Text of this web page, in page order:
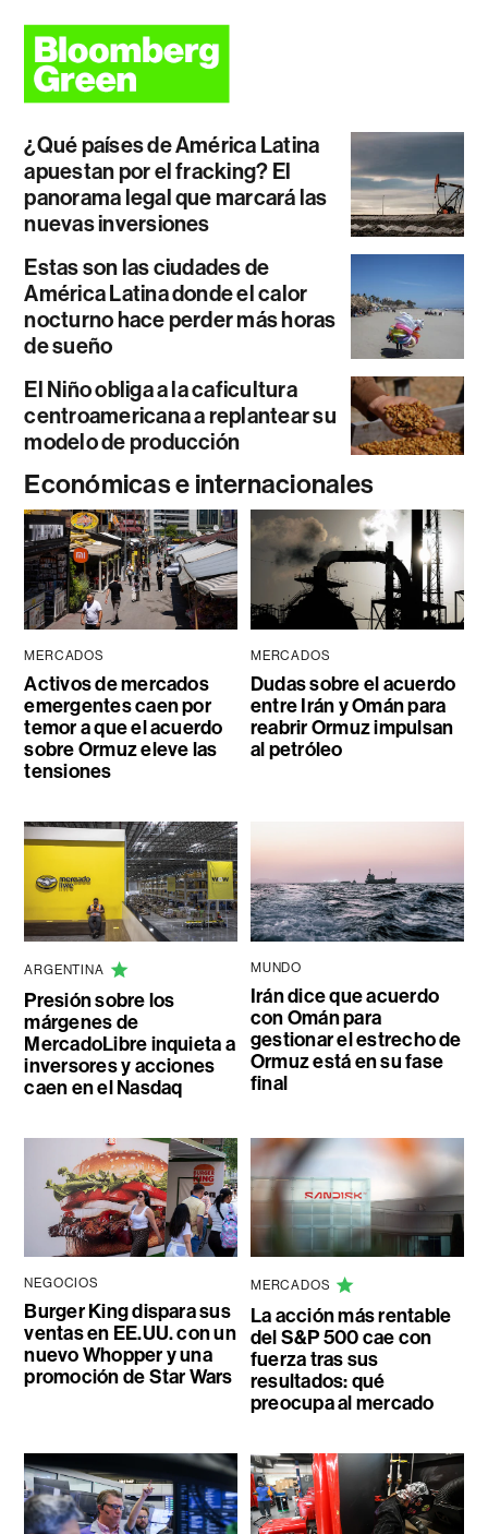
¿Qué países de América Latina
apuestan por el fracking? El
panorama legal que marcará las
nuevas inversiones
Estas son las ciudades de
América Latina donde el calor
nocturno hace perder más horas
de sueño
El Niño obliga a la caficultura
centroamericana a replantear su
modelo de producción
Económicas e internacionales
MERCADOS
Activos de mercados
emergentes caen por
temor a que el acuerdo
sobre Ormuz eleve las
tensiones
MERCADOS
Dudas sobre el acuerdo
entre Irán y Omán para
reabrir Ormuz impulsan
al petróleo
ARGENTINA
Presión sobre los
márgenes de
MercadoLibre inquieta a
inversores y acciones
caen en el Nasdaq
MUNDO
Irán dice que acuerdo
con Omán para
gestionar el estrecho de
Ormuz está en su fase
final
NEGOCIOS
Burger King dispara sus
ventas en EE.UU. con un
nuevo Whopper y una
promoción de Star Wars
MERCADOS
La acción más rentable
del S&P 500 cae con
fuerza tras sus
resultados: qué
preocupa al mercado